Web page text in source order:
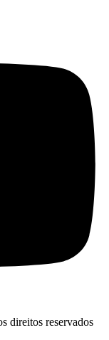
direitos reservados